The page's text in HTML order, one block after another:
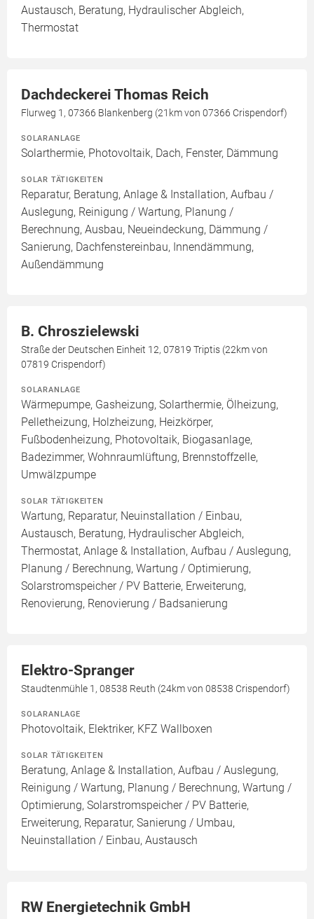
Austausch, Beratung, Hydraulischer Abgleich,
Thermostat
Dachdeckerei Thomas Reich
Flurweg 1, 07366 Blankenberg (21km von 07366 Crispendorf)
SOLARANLAGE
Solarthermie, Photovoltaik, Dach, Fenster, Dämmung
SOLAR TÄTIGKEITEN
Reparatur, Beratung, Anlage & Installation, Aufbau /
Auslegung, Reinigung / Wartung, Planung /
Berechnung, Ausbau, Neueindeckung, Dämmung /
Sanierung, Dachfenstereinbau, Innendämmung,
Außendämmung
B. Chroszielewski
Straße der Deutschen Einheit 12, 07819 Triptis (22km von
07819 Crispendorf)
SOLARANLAGE
Wärmepumpe, Gasheizung, Solarthermie, Ölheizung,
Pelletheizung, Holzheizung, Heizkörper,
Fußbodenheizung, Photovoltaik, Biogasanlage,
Badezimmer, Wohnraumlüftung, Brennstoffzelle,
Umwälzpumpe
SOLAR TÄTIGKEITEN
Wartung, Reparatur, Neuinstallation / Einbau,
Austausch, Beratung, Hydraulischer Abgleich,
Thermostat, Anlage & Installation, Aufbau / Auslegung,
Planung / Berechnung, Wartung / Optimierung,
Solarstromspeicher / PV Batterie, Erweiterung,
Renovierung, Renovierung / Badsanierung
Elektro-Spranger
Staudtenmühle 1, 08538 Reuth (24km von 08538 Crispendorf)
SOLARANLAGE
Photovoltaik, Elektriker, KFZ Wallboxen
SOLAR TÄTIGKEITEN
Beratung, Anlage & Installation, Aufbau / Auslegung,
Reinigung / Wartung, Planung / Berechnung, Wartung /
Optimierung, Solarstromspeicher / PV Batterie,
Erweiterung, Reparatur, Sanierung / Umbau,
Neuinstallation / Einbau, Austausch
RW Energietechnik GmbH